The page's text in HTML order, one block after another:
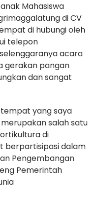
Mahasiswa
di CV
di hubungi oleh
telepon
acara
gerakan pangan
dan sangat
yang saya
salah satu
di
berpartisipasi dalam
Pengembangan
Pemerintah